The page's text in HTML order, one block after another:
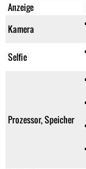
Anzeige
Kamera
Selfie
Prozessor, Speicher